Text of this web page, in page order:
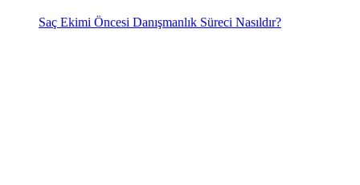
Saç Ekimi Öncesi Danışmanlık Süreci Nasıldır?